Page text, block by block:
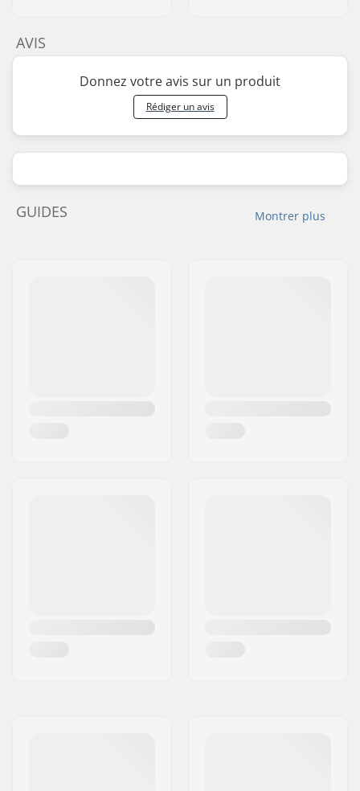
AVIS
Donnez votre avis sur un produit
Rédiger un avis
Montrer plus
GUIDES